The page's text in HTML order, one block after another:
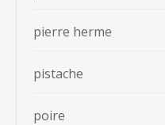
pierre herme
pistache
poire